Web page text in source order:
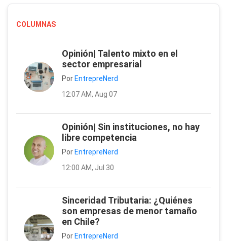
COLUMNAS
Opinión| Talento mixto en el
sector empresarial
Por EntrepreNerd
12:07 AM, Aug 07
Opinión| Sin instituciones, no hay
libre competencia
Por EntrepreNerd
12:00 AM, Jul 30
Sinceridad Tributaria: ¿Quiénes
son empresas de menor tamaño
en Chile?
Por EntrepreNerd